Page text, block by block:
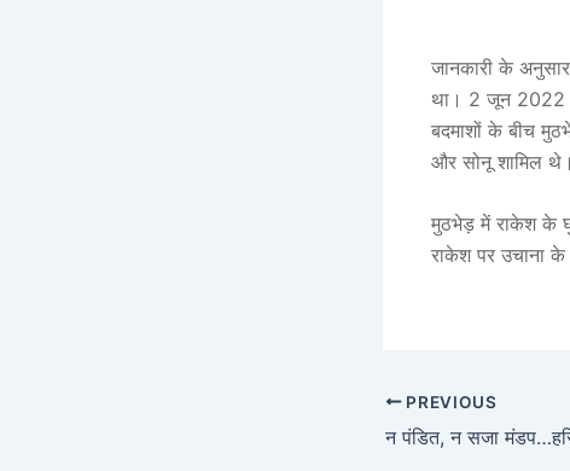
जानकारी के
था। 2 जून 2022
बदमाशों के बीच
और सोनू शामिल थे।
मुठभेड़ में राकेश के
राकेश पर उचाना
PREVIOUS